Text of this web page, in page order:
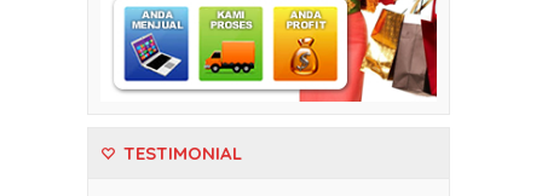
TESTIMONIAL